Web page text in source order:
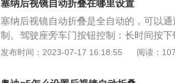
塞纳后视镜自动折叠在哪里设置
塞纳后视镜自动折叠是全自动的，可以
制。驾驶座旁车门按钮控制：长时间按
镜。遥控钥匙控制：长按锁车键，就会
了最大程度避免划伤，有折叠功能是必
发布时间：2023-07-17 16:18:55 阅读：